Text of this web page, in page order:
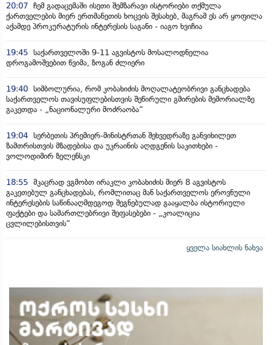
20:07 ჩემ გადაცემაში ისეთი შემზარავი ისტორიები თქმულა
ქართველების მიერ ერთმანეთის ხოცვის შესახებ, მაგრამ ეს არ ყოფილა
აქამდე პროკურატურის ინტერესის საგანი - იაგო ხვიჩია
19:45 საქართველოში 9-11 აგვისტოს მოსალოდნელია
დროგამოშვებით წვიმა, ზოგან ძლიერი
19:40 სიმბოლურია, რომ კობახიძის მოღალატეობრივი განცხადება
საქართველოს თავისუფლებისთვის შეწირული გმირების მემორიალზე
გაკეთდა - „ნაციონალური მოძრაობა“
19:04 სერბეთის პრემიერ-მინისტრთან შეხვედრაზე განვიხილეთ
ზამთრისთვის მზადებისა და უკრაინის აღდგენის საკითხები -
ვოლოდიმირ ზელენსკი
18:55 მკაცრად ვგმობთ ირაკლი კობახიძის მიერ 8 აგვისტოს
გაკეთებულ განცხადებას, რომლითაც მან საქართველოს ეროვნული
ინტერესების საწინააღმდეგოდ შეგნებულად გააყალბა ისტორიული
ფაქტები და სამართლებრივი შეფასებები - „კოალიცია
ცვლილებისთვის“
ყველა სიახლის ნახვა